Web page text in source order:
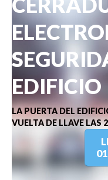
EDIFICIO
LA PUERTA DEL
VUELTA DE LLAVE LAS